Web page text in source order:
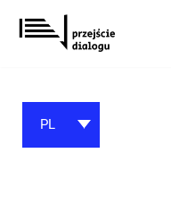
Przejdź
do
PL